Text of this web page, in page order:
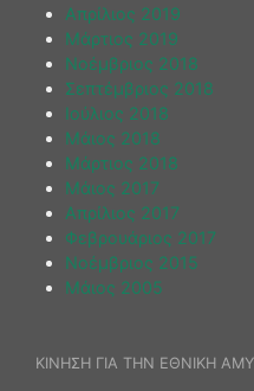
Απρίλιος 2019
Μάρτιος 2019
Νοέμβριος 2018
Σεπτέμβριος 2018
Ιούλιος 2018
Μάιος 2018
Μάρτιος 2018
Μάιος 2017
Απρίλιος 2017
Φεβρουάριος 2017
Νοέμβριος 2015
Μάιος 2005
ΚΙΝΗΣΗ ΓΙΑ ΤΗΝ ΕΘΝΙΚΗ